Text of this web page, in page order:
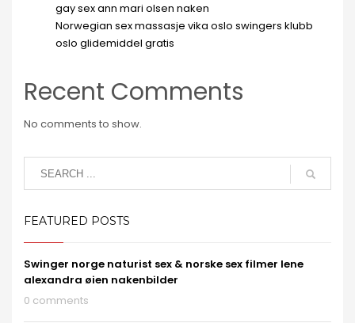
gay sex ann mari olsen naken
Norwegian sex massasje vika oslo swingers klubb
oslo glidemiddel gratis
Recent Comments
No comments to show.
FEATURED POSTS
Swinger norge naturist sex & norske sex filmer lene
alexandra øien nakenbilder
0 comments